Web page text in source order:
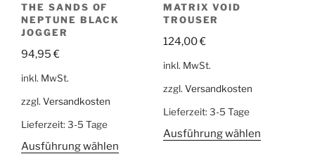
THE SANDS OF
NEPTUNE BLACK
JOGGER
94,95€
inkl. MwSt.
zzgl. Versandkosten
Lieferzeit: 3-5 Tage
Ausführung wählen
MATRIX VOID
TROUSER
124,00€
inkl. MwSt.
zzgl. Versandkosten
Lieferzeit: 3-5 Tage
Ausführung wählen